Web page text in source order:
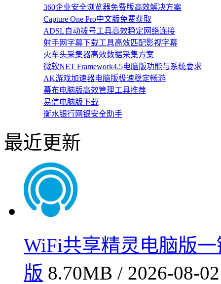
360企业安全浏览器免费版高效解决方案
Capture One Pro中文版免费获取
ADSL自动拨号工具高效稳定网络连接
射手网字幕下载工具高效匹配影视字幕
火车头采集器高效数据采集方案
微软NET Framework4.5电脑版功能与系统要求
AK游戏加速器电脑版极速稳定畅游
幕布电脑版高效管理工具推荐
易信电脑版下载
衡水银行网银安全助手
最近更新
WiFi共享精灵电脑版
版 8.70MB / 2026-08-02